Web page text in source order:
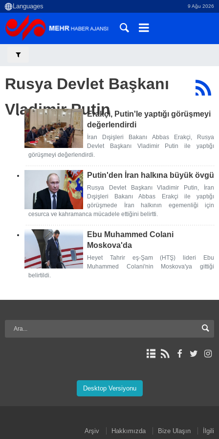
9 Ağu 2026
Rusya Devlet Başkanı
Vladimir PutinErakçi, Putin'le yaptığı görüşmeyi
değerlendirdi
İran Dışişleri Bakanı Abbas Erakçi, Rusya
Devlet Başkanı Vladimir Putin ile yaptığı
görüşmeyi değerlendirdi.
Putin'den İran halkına büyük övgü
Rusya Devlet Başkanı Vladimir Putin, İran
Dışişleri Bakanı Abbas Erakçi ile yaptığı
görüşmede İran halkının egemenliği için
cesurca ve kahramanca mücadele ettiğini belirtti.
Ebu Muhammed Colani
Moskova'da
Heyet Tahrir eş-Şam (HTŞ) lideri Ebu
Muhammed Colani'nin Moskova'ya gittiği
belirtildi.
Desktop Versiyonu
Arşiv Hakkımızda Bize Ulaşın İlgili